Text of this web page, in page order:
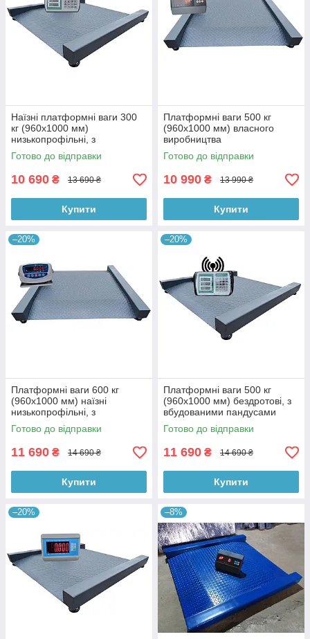
Наїзні платформні ваги 300
кг (960х1000 мм)
низькопрофільні, з
вбудованими пандусами
Готово до відправки
10 690 ₴ 13 690 ₴
Купити
Платформні ваги 500 кг
(960х1000 мм) власного
виробництва
Готово до відправки
10 990 ₴ 13 990 ₴
Купити
–20%
Платформні ваги 600 кг
(960х1000 мм) наїзні
низькопрофільні, з
вбудованими пандусами
Готово до відправки
11 690 ₴ 14 690 ₴
Купити
–20%
Платформні ваги 500 кг
(960х1000 мм) бездротові, з
вбудованими пандусами
Готово до відправки
11 690 ₴ 14 690 ₴
Купити
–20% –8%